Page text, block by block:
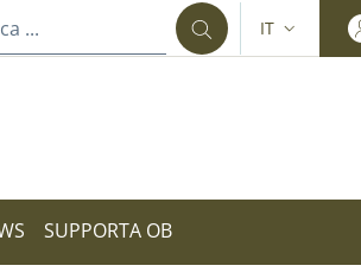
SELETTORE
IT
SUPPORTA OB